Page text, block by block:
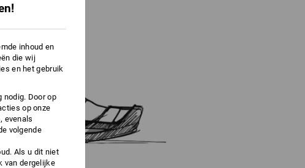
inhoud en
die wij
en het gebruik
nodig. Door op
op onze
evenals
volgende
Als u dit niet
van dergelijke